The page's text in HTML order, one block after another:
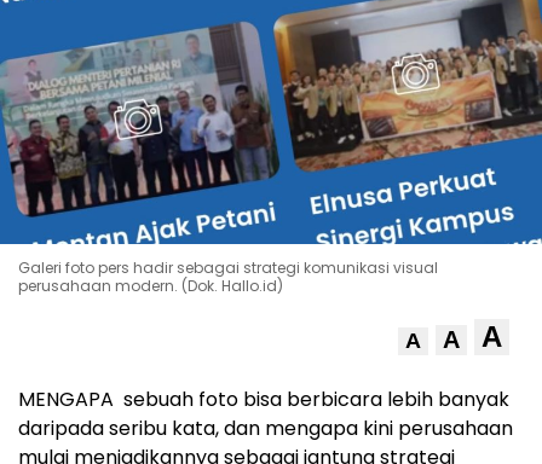
Galeri foto pers hadir sebagai strategi komunikasi visual
perusahaan modern. (Dok. Hallo.id)
A A A
MENGAPA sebuah foto bisa berbicara lebih banyak
daripada seribu kata, dan mengapa kini perusahaan
mulai menjadikannya sebagai jantung strategi